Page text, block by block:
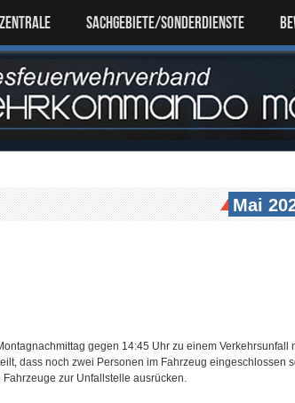
SACHGEBIETE/SONDERDIENSTE
Mai
gegen 14:45 Uhr zu einem Verkehrsunfall
dass noch zwei Personen im Fahrzeug eingeschlossen
zur Unfallstelle ausrücken.